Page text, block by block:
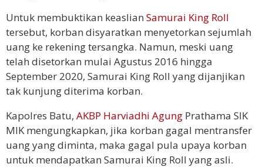
Untuk membuktikan keaslian Samurai King Roll
tersebut, korban disyaratkan menyetorkan sejumlah
uang ke rekening tersangka. Namun, meski uang
telah disetorkan mulai Agustus 2016 hingga
September 2020, Samurai King Roll yang dijanjikan
tak kunjung diterima korban.
Kapolres Batu, AKBP Harviadhi Agung Prathama SIK
MIK mengungkapkan, jika korban gagal mentransfer
uang yang diminta, maka gagal pula upaya korban
untuk mendapatkan Samurai King Roll yang asli.